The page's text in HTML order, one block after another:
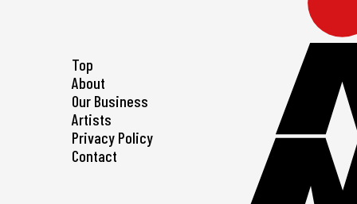
Top
About
Our Business
Artists
Privacy Policy
Contact